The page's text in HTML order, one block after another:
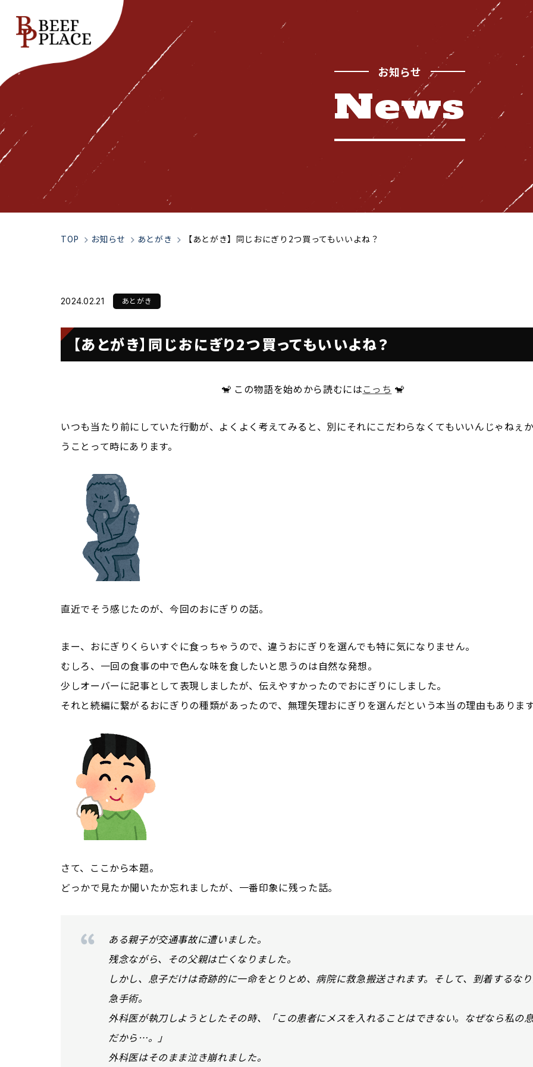
Sustainability
SDGsの取り組み
Safety
Recruitment
採用情報
Contact
お問い合わせ
お知らせ
News
TOP お知らせ あとがき 【あとがき】同じおにぎり2つ買ってもいいよね？
2024.02.21 あとがき
【あとがき】同じおにぎり2つ買ってもいいよね？
🐒 この物語を始めから読むにはこっち 🐒
いつも当たり前にしていた行動が、よくよく考えてみると、別にそれにこだわらなくてもいいんじゃねぇ
うことって時にあります。
直近でそう感じたのが、今回のおにぎりの話。
まー、おにぎりくらいすぐに食っちゃうので、違うおにぎりを選んでも特に気になりません。
むしろ、一回の食事の中で色んな味を食したいと思うのは自然な発想。
少しオーバーに記事として表現しましたが、伝えやすかったのでおにぎりにしました。
それと続編に繋がるおにぎりの種類があったので、無理矢理おにぎりを選んだという本当の理由もありま
さて、ここから本題。
どっかで見たか聞いたか忘れましたが、一番印象に残った話。
ある親子が交通事故に遭いました。
残念ながら、その父親は亡くなりました。
しかし、息子だけは奇跡的に一命をとりとめ、病院に救急搬送されます。そして、到着するな
急手術。
外科医が執刀しようとしたその時、「この患者にメスを入れることはできない。なぜなら私の
だから…。」
外科医はそのまま泣き崩れました。